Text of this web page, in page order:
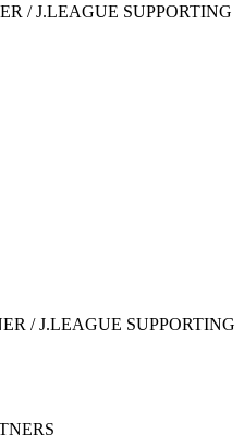
/ J.LEAGUE SUPPORTING
/ J.LEAGUE SUPPORTING